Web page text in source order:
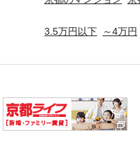
3.5万円以下 ～4万円